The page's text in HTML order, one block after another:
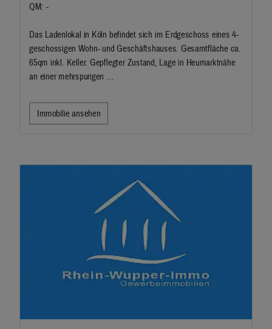
QM: -
Das Ladenlokal in Köln befindet sich im Erdgeschoss eines 4-
geschossigen Wohn- und Geschäftshauses. Gesamtfläche ca.
65qm inkl. Keller. Gepflegter Zustand, Lage in Heumarktnähe
an einer mehrspurigen …
Immobilie ansehen